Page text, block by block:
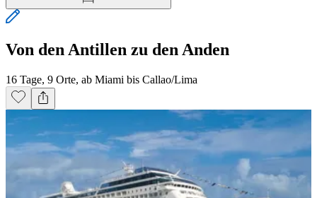
Von den Antillen zu den Anden
16 Tage, 9 Orte, ab Miami bis Callao/Lima